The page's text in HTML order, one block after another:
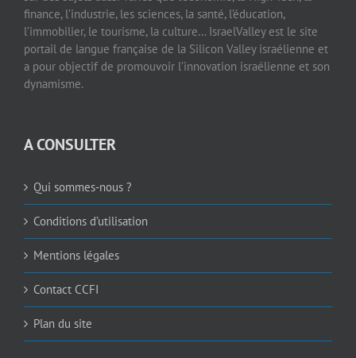
finance, l’industrie, les sciences, la santé, l’éducation,
l’immobilier, le tourisme, la culture… IsraelValley est le site
portail de langue française de la Silicon Valley israélienne et
a pour objectif de promouvoir l’innovation israélienne et son
dynamisme.
A CONSULTER
Qui sommes-nous ?
Conditions d’utilisation
Mentions légales
Contact CCFI
Plan du site